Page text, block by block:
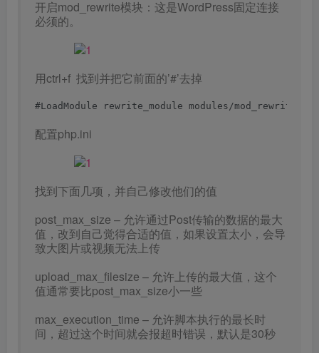
开启mod_rewrite模块：这是WordPress固定连接
必须的。
用ctrl+f 找到并把它前面的’#’去掉
#LoadModule rewrite_module modules/mod_rewrite.so
配置php.ini
找到下面几项，并自己修改他们的值
post_max_size – 允许通过Post传输的数据的最大
值，改到自己觉得合适的值，如果设置太小，会导
致大图片或视频无法上传
upload_max_filesize – 允许上传的最大值，这个
值通常要比post_max_size小一些
max_execution_time – 允许脚本执行的最长时
间，超过这个时间就会报超时错误，默认是30秒